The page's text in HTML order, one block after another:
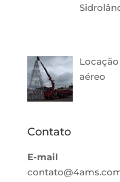
aéreo
Contato
E-mail